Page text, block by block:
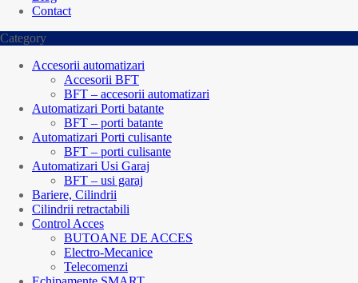
Contact
Category
Accesorii automatizari
Accesorii BFT
BFT – accesorii automatizari
Automatizari Porti batante
BFT – porti batante
Automatizari Porti culisante
BFT – porti culisante
Automatizari Usi Garaj
BFT – usi garaj
Bariere, Cilindrii
Cilindrii retractabili
Control Acces
BUTOANE DE ACCES
Electro-Mecanice
Telecomenzi